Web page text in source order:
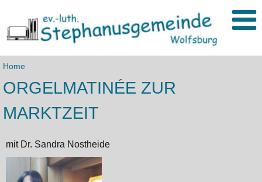
Home
ORGELMATINÉE ZUR
MARKTZEIT
mit Dr. Sandra Nostheide